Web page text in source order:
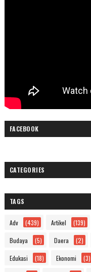
FACEBOOK
CATEGORIES
TAGS
Adv (439) Artikel (139)
Budaya (5) Daera (2)
Edukasi (18) Ekonomi (3)